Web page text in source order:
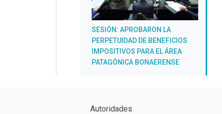
SESIÓN: APROBARON LA
PERPETUIDAD DE BENEFICIOS
IMPOSITIVOS PARA EL ÁREA
PATAGÓNICA BONAERENSE
Autoridades